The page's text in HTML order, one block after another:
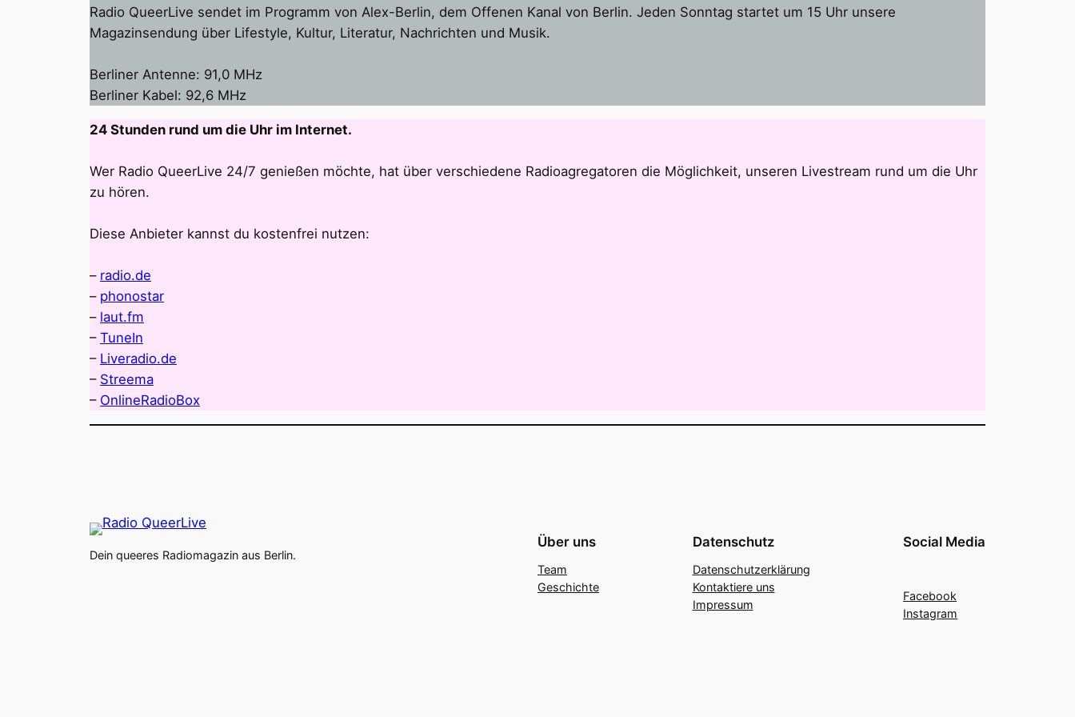
Radio QueerLive sendet im Programm von Alex-Berlin, dem Offenen Kanal von Berlin. Jeden Sonntag startet um 15 Uhr unsere
Magazinsendung über Lifestyle, Kultur, Literatur, Nachrichten und Musik.
Berliner Antenne: 91,0 MHz
Berliner Kabel: 92,6 MHz
24 Stunden rund um die Uhr im Internet.
Wer Radio QueerLive 24/7 genießen möchte, hat über verschiedene Radioagregatoren die Möglichkeit, unseren Livestream rund um die Uhr
zu hören.
Diese Anbieter kannst du kostenfrei nutzen:
– radio.de
– phonostar
– laut.fm
– TuneIn
– Liveradio.de
– Streema
– OnlineRadioBox
Dein queeres Radiomagazin aus Berlin.
Über uns
Team
Geschichte
Datenschutz
Datenschutzerklärung
Kontaktiere uns
Impressum
Social Media
Facebook
Instagram